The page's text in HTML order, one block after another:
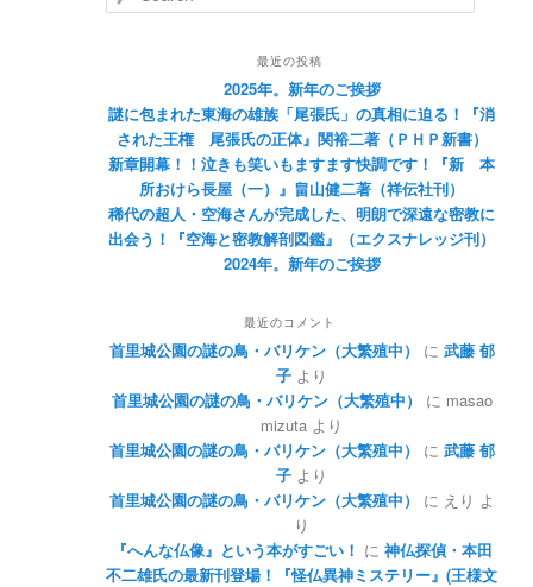
最近の投稿
2025年。新年のご挨拶
謎に包まれた東海の雄族「尾張氏」の真相に迫る！『消
された王権 尾張氏の正体』関裕二著（ＰＨＰ新書）
新章開幕！！泣きも笑いもますます快調です！『新 本
所おけら長屋（一）』畠山健二著（祥伝社刊）
稀代の超人・空海さんが完成した、明朗で深遠な密教に
出会う！『空海と密教解剖図鑑』（エクスナレッジ刊）
2024年。新年のご挨拶
最近のコメント
首里城公園の謎の鳥・バリケン（大繁殖中） に 武藤 郁
子 より
首里城公園の謎の鳥・バリケン（大繁殖中）
に masao
mizuta より
首里城公園の謎の鳥・バリケン（大繁殖中）
に 武藤 郁
子 より
首里城公園の謎の鳥・バリケン（大繁殖中）
に えり よ
り
『へんな仏像』という本がすごい！ に 神仏探偵・本田
不二雄氏の最新刊登場！『怪仏異神ミステリー』(王様文